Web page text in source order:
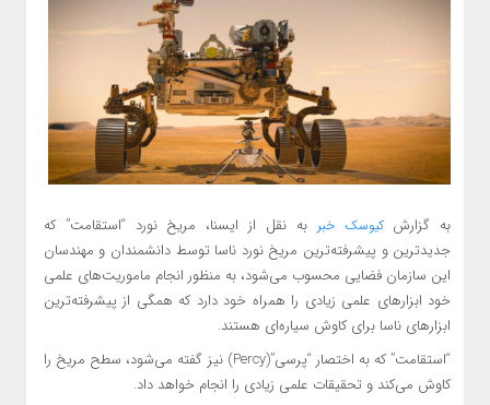
به گزارشکیوسک خبر به نقل از ایسنا، مریخ نورد “استقامت” که
جدیدترین و پیشرفته‌ترین مریخ نورد ناسا توسط دانشمندان و مهندسان
این سازمان فضایی محسوب می‌شود، به منظور انجام ماموریت‌های علمی
خود ابزارهای علمی زیادی را همراه خود دارد که همگی از پیشرفته‌ترین
ابزارهای ناسا برای کاوش سیاره‌ای هستند.
“استقامت” که به اختصار “پرسی”(Percy) نیز گفته می‌شود، سطح مریخ را
کاوش می‌کند و تحقیقات علمی زیادی را انجام خواهد داد.